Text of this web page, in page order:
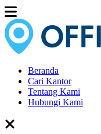
Beranda
Cari Kantor
Tentang Kami
Hubungi Kami